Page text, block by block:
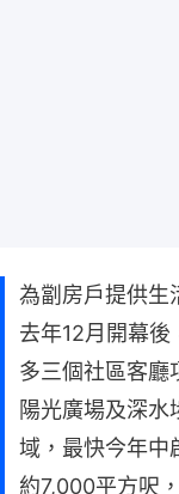
為劏房戶提供生
去年12月開幕
多三個社區客廳
陽光廣場及深水
域，最快今年中
約7,000平方呎